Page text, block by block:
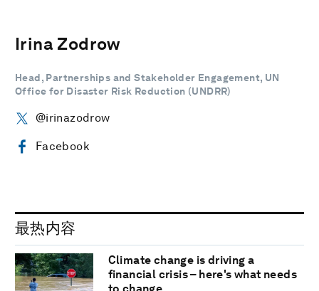
Irina Zodrow
Head, Partnerships and Stakeholder Engagement, UN
Office for Disaster Risk Reduction (UNDRR)
@irinazodrow
Facebook
最热内容
Climate change is driving a
financial crisis – here's what needs